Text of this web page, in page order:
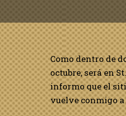
Como dentro de
octubre, será en
informo que el
vuelve conmigo a